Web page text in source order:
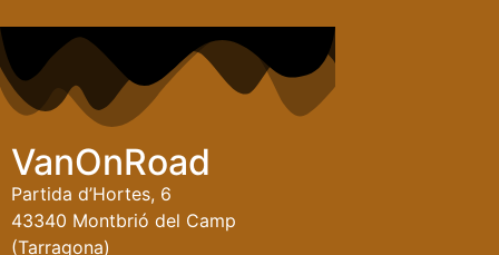
VanOnRoad
Partida d’Hortes, 6
43340 Montbrió del Camp
(Tarragona)